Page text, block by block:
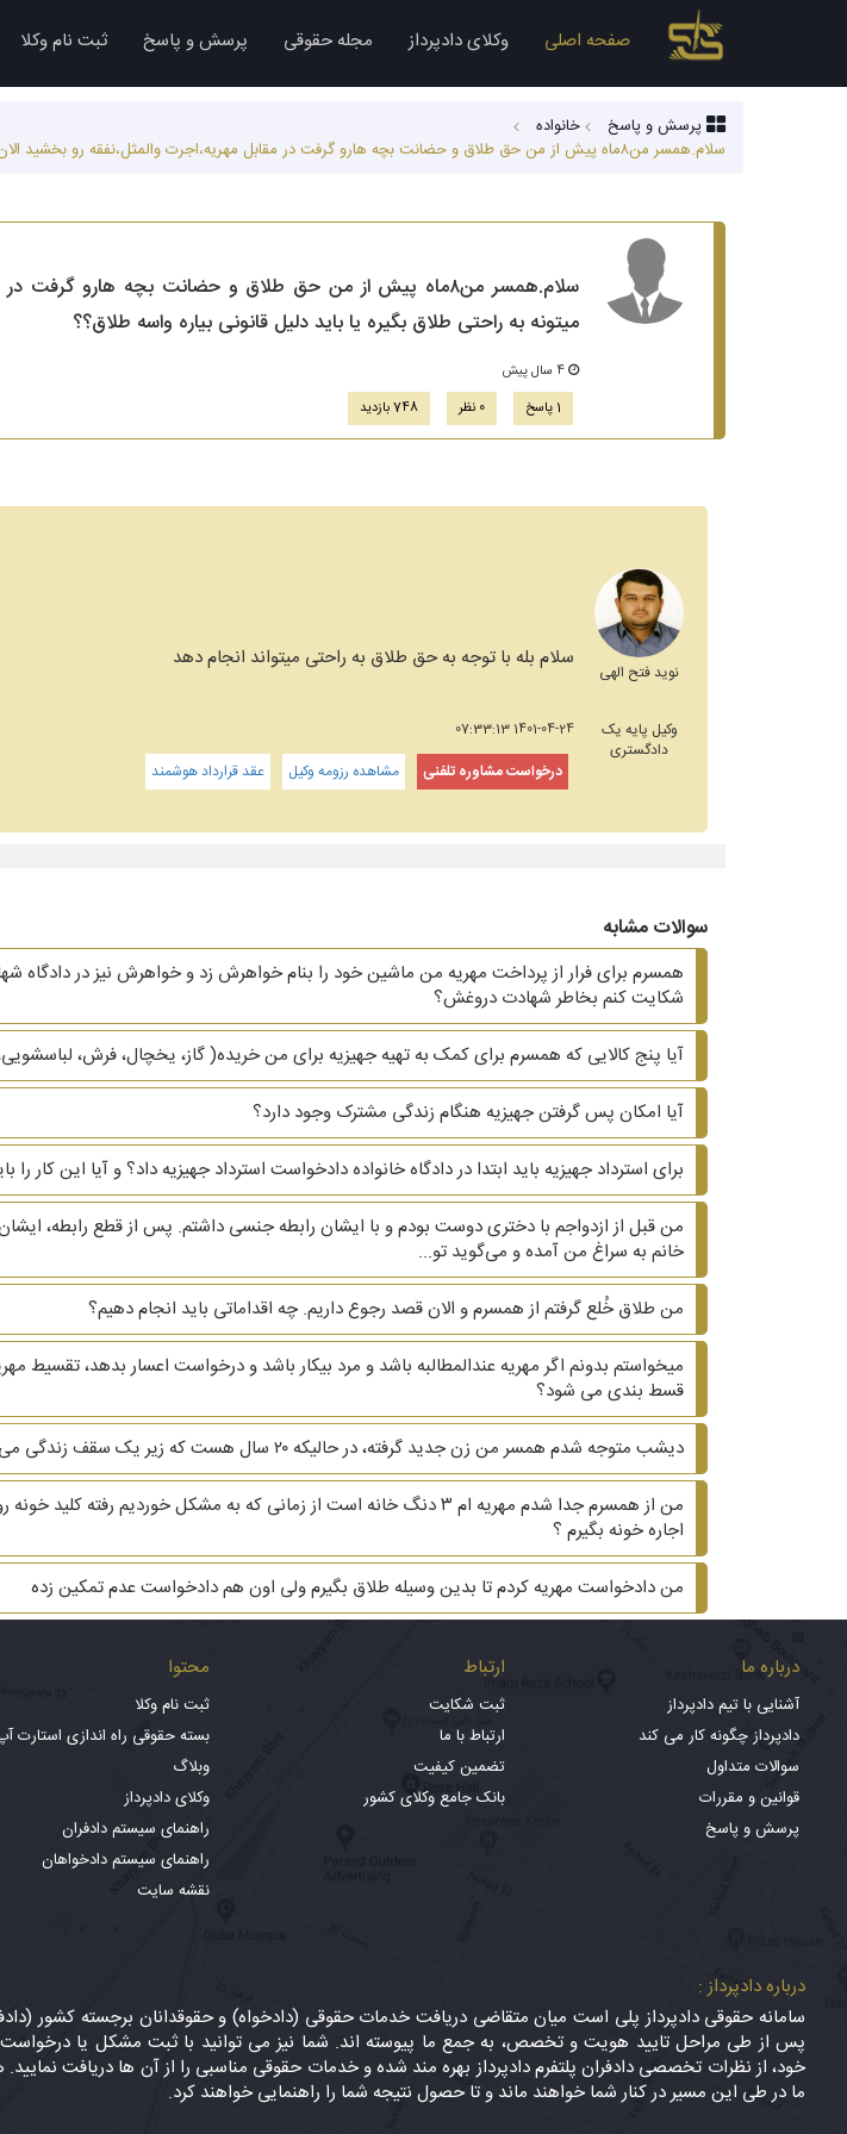
صفحه اصلی وکلای دادپرداز مجله حقوقی پرسش و پاسخ ثبت نام وکلا
پرسش و پاسخ
خانواده
سلام.همسر من۸ماه پیش از من حق طلاق و حضانت بچه هارو گرفت در مقابل مهریه،اجرت والمثل،نفقه رو بخشید الان رفته دادخواست طلاق داده ایا میتونه به راحتی طلاق بگیره یا باید دلیل قانونی بیاره واسه طلاق؟؟
سلام.همسر من۸ماه پیش از من حق طلاق و حضانت بچه هارو
میتونه به راحتی طلاق بگیره یا باید دلیل قانونی بیاره واسه طلاق؟؟
4 سال پیش
1 پاسخ
0 نظر 748 بازدید
نوید فتح الهی
وکیل پایه یک
دادگستری
سلام بله با توجه به حق طلاق به راحتی میتواند انجام دهد
1401-04-24 07:33:13
درخواست مشاوره تلفنی مشاهده رزومه وکیل عقد قرارداد هوشمند
سوالات مشابه
همسرم برای فرار از پرداخت مهریه من ماشین خود را بنام خواهرش زد و خواهرش نیز در دادگاه
شکایت کنم بخاطر شهادت دروغش؟
آیا پنج کالایی که همسرم برای کمک به تهیه جهیزیه برای من خریده( گاز، یخچال، فرش،
آیا امکان پس گرفتن جهیزیه هنگام زندگی مشترک وجود دارد؟
برای استرداد جهیزیه باید ابتدا در دادگاه خانواده دادخواست استرداد جهیزیه داد؟ و آیا این
من قبل از ازدواجم با دختری دوست بودم و با ایشان رابطه جنسی داشتم. پس از قطع رابطه،
خانم به سراغ من آمده و می‌گوید تو...
من طلاق خُلع گرفتم از همسرم و الان قصد رجوع داریم. چه اقداماتی باید انجام دهیم؟
میخواستم بدونم اگر مهریه عندالمطالبه باشد و مرد بیکار باشد و درخواست اعسار بدهد،
قسط بندی می شود؟
دیشب متوجه شدم همسر من زن جدید گرفته، در حالیکه ۲۰ سال هست که زیر یک سقف زندگی می کنیم و دوتا بچه داریم. ?? آیا می‌تونم هم طلاق هم مهریه رو بگیرم؟
من از همسرم جدا شدم مهریه ام ۳ دنگ خانه است از زمانی که به مشکل
اجاره خونه بگیرم ؟
من دادخواست مهریه کردم تا بدین وسیله طلاق بگیرم ولی اون هم دادخواست عدم تمکین زده
درباره ما
آشنایی با تیم دادپرداز
دادپرداز چگونه کار می کند
سوالات متداول
قوانین و مقررات
پرسش و پاسخ
ارتباط
ثبت شکایت
ارتباط با ما
تضمین کیفیت
بانک جامع وکلای کشور
محتوا
ثبت نام وکلا
بسته حقوقی راه اندازی استارت
وبلاگ
وکلای دادپرداز
راهنمای سیستم دادفران
راهنمای سیستم دادخواهان
نقشه سایت
درباره دادپرداز :
سامانه حقوقی دادپرداز پلی است میان متقاضی دریافت خدمات حقوقی (دادخواه) و حقوقدانان برجسته کشور
پس از طی مراحل تایید هویت و تخصص، به جمع ما پیوسته اند. شما نیز می توانید با ثبت مشکل یا
خود، از نظرات تخصصی دادفران پلتفرم دادپرداز بهره مند شده و خدمات حقوقی مناسبی را از آن ها دریافت نمایید.
ما در طی این مسیر در کنار شما خواهند ماند و تا حصول نتیجه شما را راهنمایی خواهند کرد.